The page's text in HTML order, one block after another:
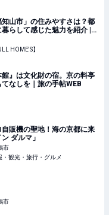
知山市」の住みやすさは？都
らして感じた魅力を紹介 |
HOME'S】
』は文化財の宿。京の料亭
なしを｜旅の手帖WEB
自販機の聖地！海の京都に来
ダルマ」
市
・観光・旅行・グルメ
市